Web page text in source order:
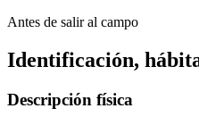
Antes de salir al campo
Identificación,
Descripción física